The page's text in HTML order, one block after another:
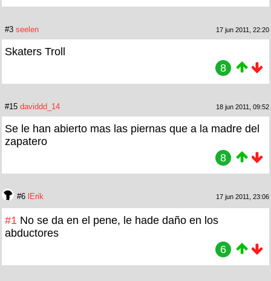
#3 seelen 17 jun 2011, 22:20
Skaters Troll
8
#15 daviddd_14 18 jun 2011, 09:52
Se le han abierto mas las piernas que a la madre del
zapatero
8
#6 lErik 17 jun 2011, 23:06
#1 No se da en el pene, le hade daño en los
abductores
6